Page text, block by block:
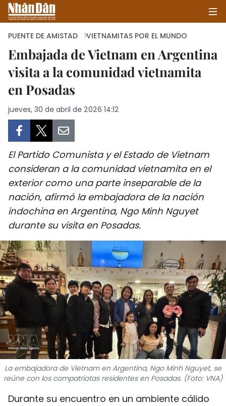
INICIO
SALUD - MEDIO AMBIENTE
CULTURA - ENTRETENIMIENTO
INTERNACIONAL
DEPORTES
VIAJES
PUENTE DE AMISTAD
HISTORIAS MULTIMEDIA
FOTOGRAFÍA
¿QUIÉNES SOMOS?
PUENTE DE AMISTAD VIETNAMITAS POR EL MUNDO
Embajada de Vietnam en Argentina
visita a la comunidad vietnamita
en Posadas
jueves, 30 de abril de 2026 14:12
El Partido Comunista y el Estado de Vietnam
consideran a la comunidad vietnamita en el
exterior como una parte inseparable de la
nación, afirmó la embajadora de la nación
indochina en Argentina, Ngo Minh Nguyet
durante su visita en Posadas.
La embajadora de Vietnam en Argentina, Ngo Minh Nguyet, se
reúne con los compatriotas residentes en Posadas. (Foto: VNA)
Durante su encuentro en un ambiente cálido